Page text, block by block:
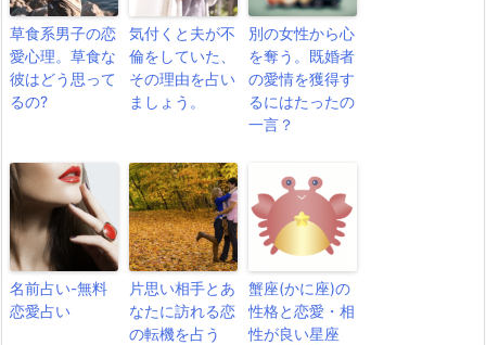
草食系男子の恋
愛心理。草食な
彼はどう思って
るの?
気付くと夫が不
倫をしていた、
その理由を占い
ましょう。
別の女性から心
を奪う。既婚者
の愛情を獲得す
るにはたったの
一言？
名前占い-無料
恋愛占い
片思い相手とあ
なたに訪れる恋
の転機を占う
蟹座(かに座)の
性格と恋愛・相
性が良い星座